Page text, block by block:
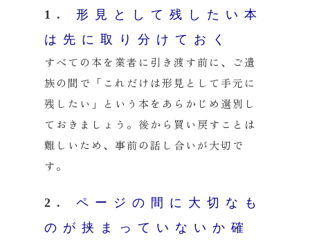
1. 形見として残したい本
は先に取り分けておく
すべての本を業者に引き渡す前に、ご遺
族の間で「これだけは形見として手元に
残したい」という本をあらかじめ選別し
ておきましょう。後から買い戻すことは
難しいため、事前の話し合いが大切で
す。
2. ページの間に大切なも
のが挟まっていないか確